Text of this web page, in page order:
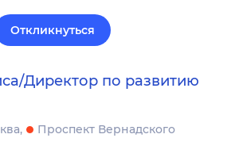
Откликнуться
Директор по развитию
Проспект Вернадского